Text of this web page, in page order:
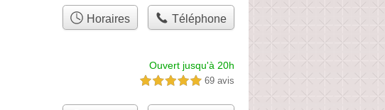
Horaires Téléphone
Ouvert jusqu'à 20h
5,0 étoiles sur 5 69 avis